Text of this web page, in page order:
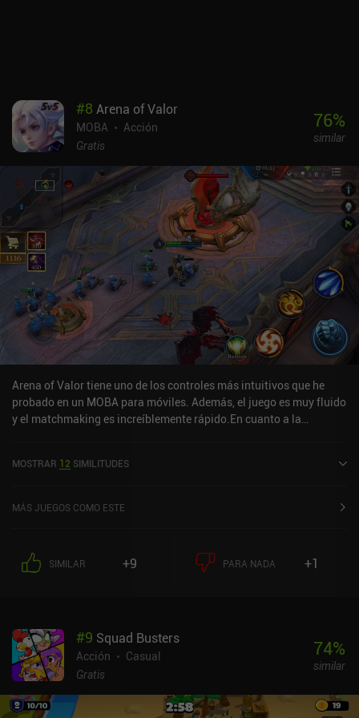
monetización sea totalmente justa. Sin embargo, la probabilidad
de conseguir el cosmético de pago que deseas es baja, por lo que
sugiero no gastar en el juego. Es una recomendación fácil para los
fans de los RPG cooperativos brillantes y un juego al que me veo
jugando durante mucho tiempo si Supercell no estropea la
monetización. Nota: en el momento de escribir este análisis, el
juego aún requiere invitación de un amigo, pero se espera que eso
cambie pronto.
#8 Arena of Valor
MOBA
Acción
Gratis
76%
similar
Arena of Valor tiene uno de los controles más intuitivos que he
probado en un MOBA para móviles. Además, el juego es muy fluido
y el matchmaking es increíblemente rápido.En cuanto a la
puedes jugar con los héroes que estén libres durante una semana
experiencia MOBA que he tenido hasta ahora en móvil!
MOSTRAR 12 SIMILITUDES
MÁS JUEGOS COMO ESTE
SIMILAR +9 PARA NADA +1
#9 Squad Busters
Acción
Casual
Gratis
74%
similar